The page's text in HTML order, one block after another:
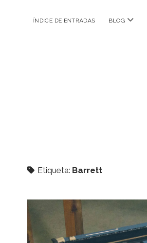
ÍNDICE DE ENTRADAS BLOG abrir
Etiqueta: Barrett